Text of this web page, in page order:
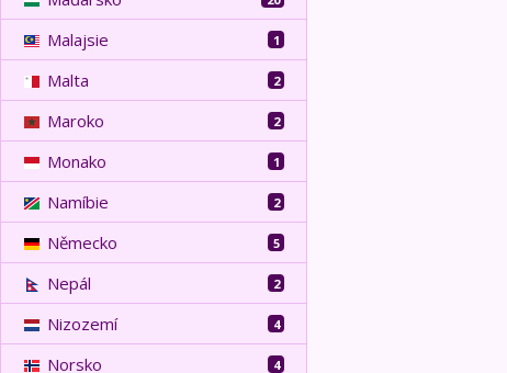
Malajsie 1
Malta 2
Maroko 2
Monako 1
Namíbie 2
Německo 5
Nepál 2
Nizozemí 4
Norsko 4